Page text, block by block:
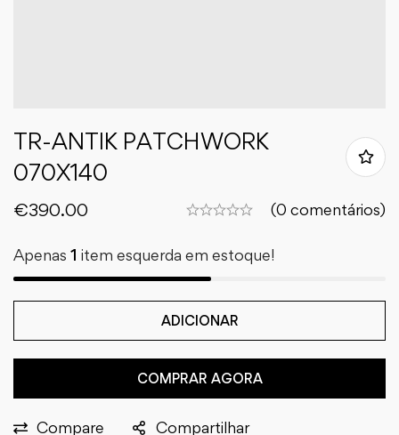
TR-ANTIK PATCHWORK
070X140
€390.00 (0 comentários)
Apenas 1 item esquerda em estoque!
ADICIONAR
COMPRAR AGORA
Compare Compartilhar